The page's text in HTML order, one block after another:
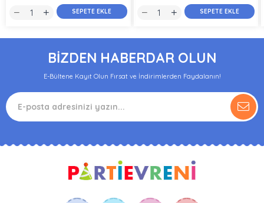
SEPETE EKLE SEPETE EKLE
BİZDEN HABERDAR OLUN
E-Bültene Kayıt Olun Fırsat ve İndirimlerden Faydalanın!